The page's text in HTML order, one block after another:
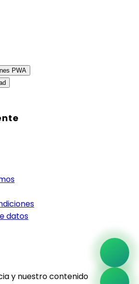
PWA
datos
y nuestro contenido